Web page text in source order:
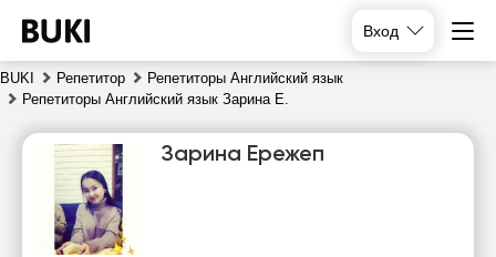
Вход
BUKI Репетитор
Репетиторы Английский язык
Репетиторы Английский язык Зарина Е.
Зарина Ережеп